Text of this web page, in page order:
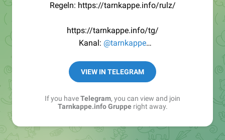
Regeln: https://tarnkappe.info/rulz/
https://tarnkappe.info/tg/
Kanal: @tarnkappe
Best of:@bestoftarnkappe
Kochen: https://t.me/+WSW5F1VcmhliMjk6
VIEW IN TELEGRAM
If you haveTelegram, you can view and join
Tarnkappe.info Grupperight away.